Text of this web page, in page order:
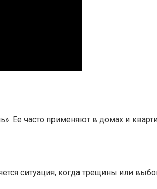
Ее часто применяют в домах и
ситуация, когда трещины или